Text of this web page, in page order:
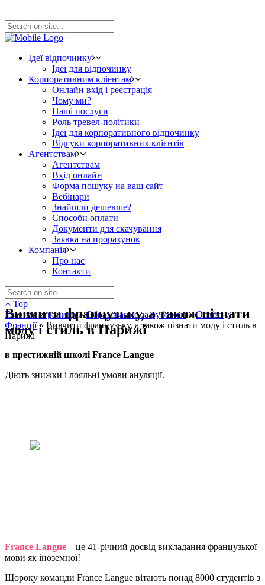
Ідеї відпочинку
Ідеї для відпочинку
Корпоративним кліентам
Онлайн вхід і реєстрація
Чому ми?
Наші послуги
Роль тревел-політики
Ідеї для корпоративного відпочинку
Відгуки корпоративних клієнтів
Агентствам
Агентствам
Вхід онлайн
Форма пошуку на ваш сайт
Вебінари
Знайшли дешевше?
Способи оплати
Документи для скачування
Заявка на прорахунок
Компанія
Про нас
Контакти
Top
Главная страница»Образование за рубежом»Освіта у
Франції» Вивчити французьку, а також пізнати моду і стиль в
Парижі
Вивчити французьку, а також пізнати
моду і стиль в Парижі
в престижній школі France Langue
Діють знижки і лояльні умови ануляції.
France Langue – це 41-річний досвід викладання французької
мови як іноземної!
Щороку команди France Langue вітають понад 8000 студентів з